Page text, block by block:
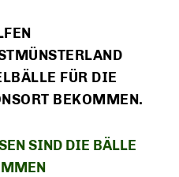
FÜR DIE
BEKOMMEN.
SIND DIE BÄLLE